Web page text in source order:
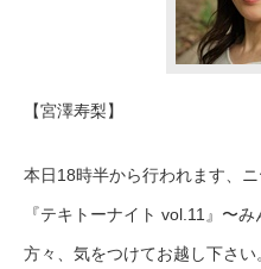
【宮澤寿梨】
本日18時半から行われます、
『テキトーナイト vol.11』〜
方々、気をつけてお越し下さい